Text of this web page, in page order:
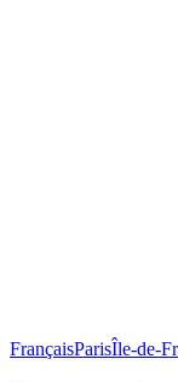
FrançaisParisÎle-de-